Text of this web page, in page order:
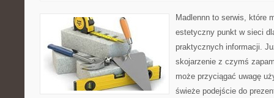
Madlennn to serwis, które
estetyczny punkt w sieci
praktycznych informacji.
skojarzenie z czymś
może przyciągać uwagę
świeże podejście do